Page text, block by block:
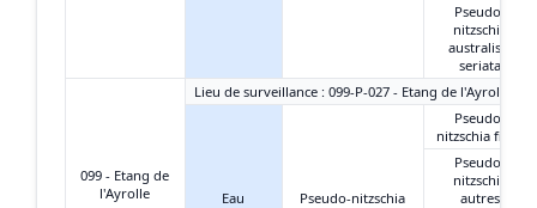
Pseudo-
nitzschia
australis +
seriata
099 - Etang de
l'Ayrolle
Lieu de surveillance : 099-P-027 - Etang de l'Ayrolle -
Eau Pseudo-nitzschia
Pseudo-
nitzschia fines
Pseudo-
nitzschia
autres